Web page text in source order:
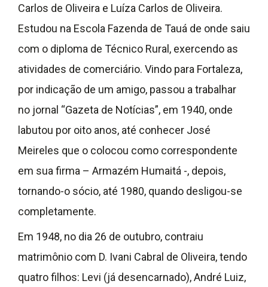
Carlos de Oliveira e Luíza Carlos de Oliveira.
Estudou na Escola Fazenda de Tauá de onde saiu
com o diploma de Técnico Rural, exercendo as
atividades de comerciário. Vindo para Fortaleza,
por indicação de um amigo, passou a trabalhar
no jornal “Gazeta de Notícias”, em 1940, onde
labutou por oito anos, até conhecer José
Meireles que o colocou como correspondente
em sua firma – Armazém Humaitá -, depois,
tornando-o sócio, até 1980, quando desligou-se
completamente.
Em 1948, no dia 26 de outubro, contraiu
matrimônio com D. Ivani Cabral de Oliveira, tendo
quatro filhos: Levi (já desencarnado), André Luiz,